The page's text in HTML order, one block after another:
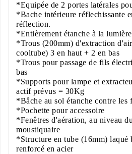
*Equipée de 2 portes latérales
*Bache intérieure réflechissante
réflection.
*Entièrement étanche à la lumière
*Trous (200mm) d'extraction
cooltube) 3 en haut + 2 en bas
*Trous pour passage de fils
bas
*Supports pour lampe et
actif prévus = 30Kg
*Bâche au sol étanche contre les
*Pochette pour accessoire
*Fenêtres d'aération, au niveau
moustiquaire
*Structure en tube (16mm) laqué
renforcé en acier